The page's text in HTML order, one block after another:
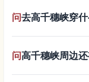
问去高千穗峡穿
问高千穗峡周边